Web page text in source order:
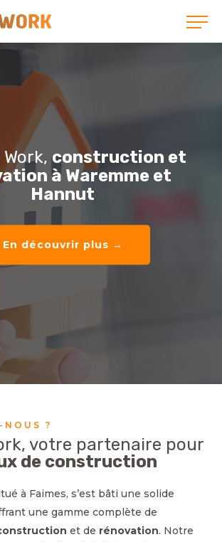
Work,construction et
à Waremme et
Hannut
En découvrir plus →
NOUS ?
votre partenaire pour
de construction
à Faimes, s’est bâti une solide
une gamme complète de
et de rénovation. Notre